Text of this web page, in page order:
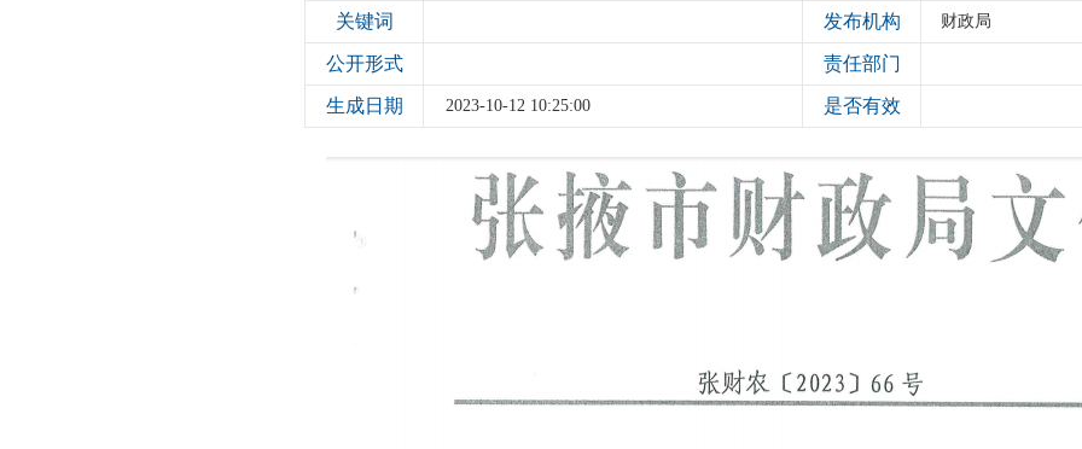
关键词 发布机构 财政局
公开形式 责任部门
生成日期 2023-10-12 10:25:00 是否有效